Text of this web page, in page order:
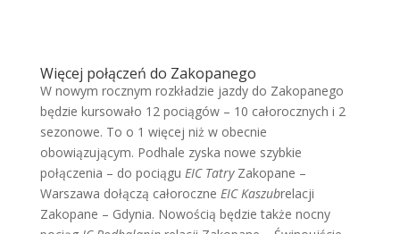
Więcej połączeń do Zakopanego
W nowym rocznym rozkładzie jazdy do Zakopanego
będzie kursowało 12 pociągów – 10 całorocznych i 2
sezonowe. To o 1 więcej niż w obecnie
obowiązującym. Podhale zyska nowe szybkie
połączenia – do pociągu EIC TatryZakopane –
Warszawa dołączą całoroczne EIC Kaszubrelacji
Zakopane – Gdynia. Nowością będzie także nocny